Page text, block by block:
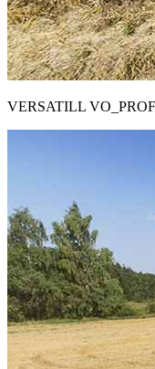
VERSATILL